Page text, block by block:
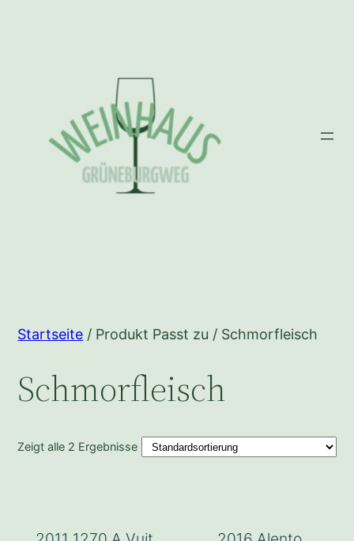
Startseite / Produkt Passt zu / Schmorfleisch
Schmorfleisch
Zeigt alle 2 Ergebnisse